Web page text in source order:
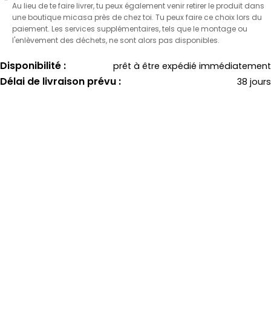
Au lieu de te faire livrer, tu peux également venir retirer le produit dans
une boutique micasa près de chez toi. Tu peux faire ce choix lors du
paiement. Les services supplémentaires, tels que le montage ou
l'enlèvement des déchets, ne sont alors pas disponibles.
Disponibilité : prêt à être expédié immédiatement
Délai de livraison prévu : 38 jours